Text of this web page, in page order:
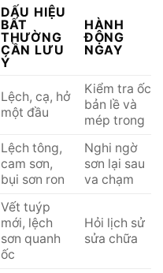
DẤU HIỆU
BẤT
THƯỜNG
CẦN LƯU
Ý
HÀNH
ĐỘNG
NGAY
Lệch, cạ, hở
một đầu
Kiểm tra ốc
bản lề và
mép trong
Lệch tông,
cam sơn,
bụi sơn ron
Nghi ngờ
sơn lại sau
va chạm
Vết tuýp
mới, lệch
sơn quanh
ốc
Hỏi lịch sử
sửa chữa